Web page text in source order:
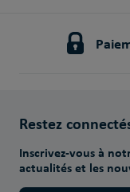
Restez
Inscrivez-vous à
actualités et les